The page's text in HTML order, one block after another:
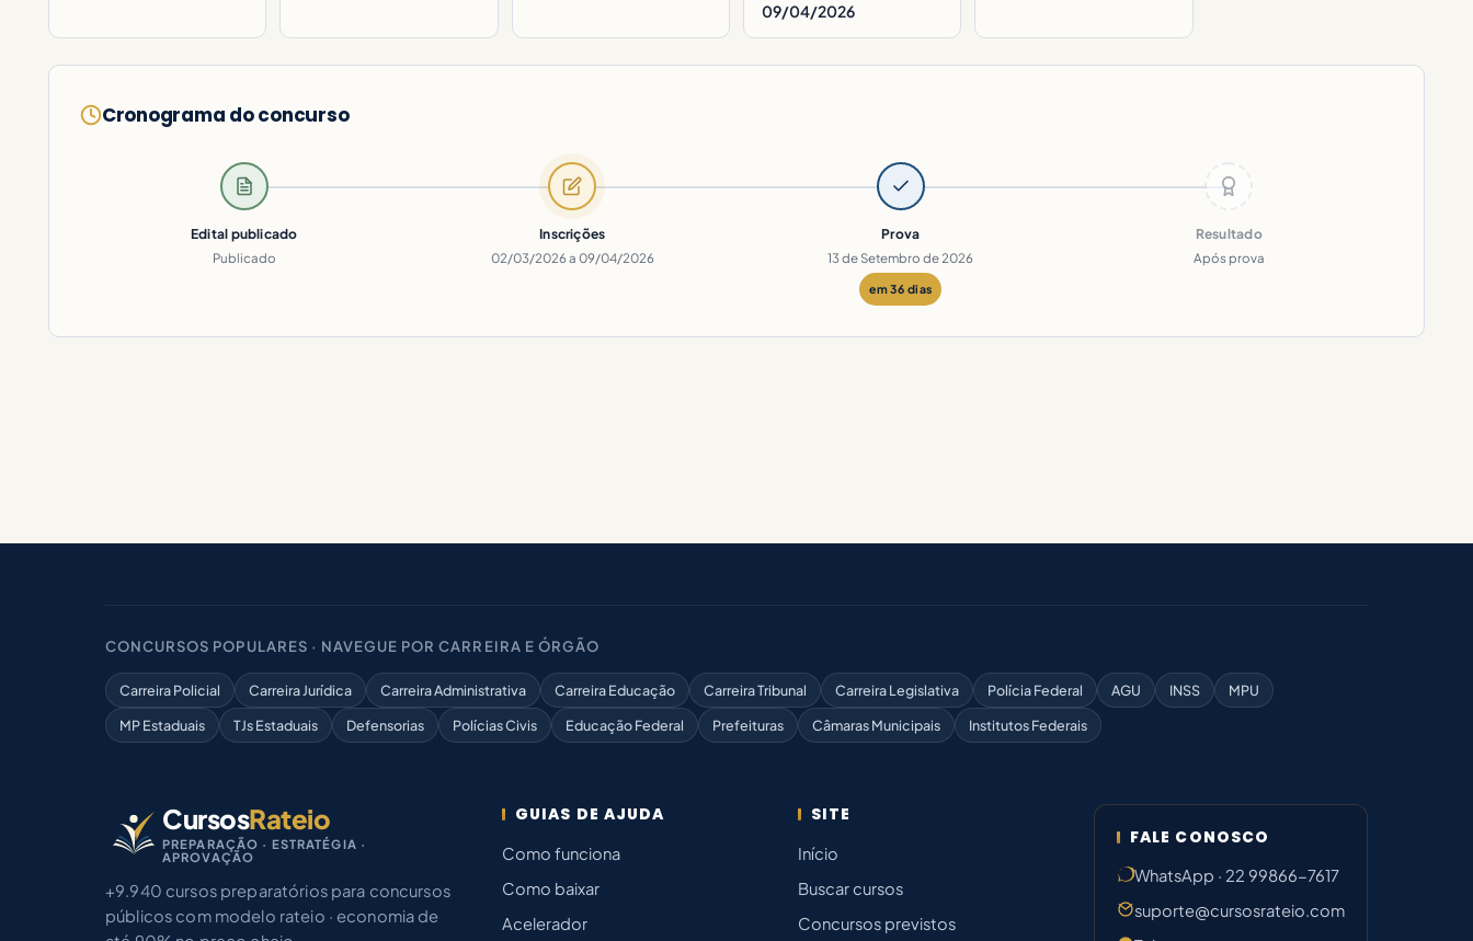
09/04/2026
Cronograma do concurso
Edital publicado
Publicado
Inscrições
02/03/2026 a 09/04/2026
Prova
13 de Setembro de 2026
em 36 dias
Resultado
Após prova
CONCURSOS POPULARES · NAVEGUE POR CARREIRA E ÓRGÃO
Carreira Policial Carreira Jurídica Carreira Administrativa Carreira Educação Carreira Tribunal Carreira Legislativa Polícia Federal AGU INSS
MPU
MP Estaduais
TJs Estaduais Defensorias Polícias Civis Educação Federal Prefeituras Câmaras Municipais Institutos Federais
CursosRateio
PREPARAÇÃO · ESTRATÉGIA ·
APROVAÇÃO
+9.940 cursos preparatórios para concursos
públicos com modelo rateio · economia de
GUIAS DE AJUDA
Como funciona
Como baixar
Acelerador
SITE
Início
Buscar cursos
Concursos previstos
FALE CONOSCO
WhatsApp · 22 99866-7617
suporte@cursosrateio.com